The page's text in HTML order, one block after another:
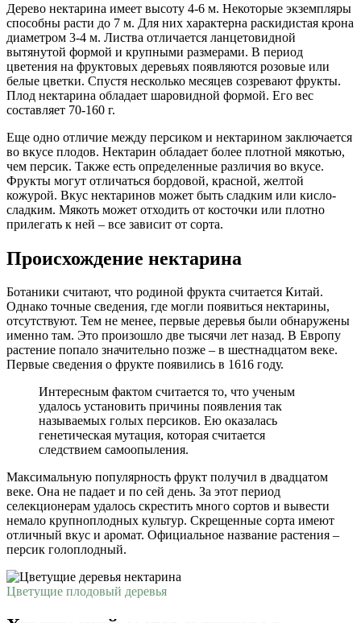
Дерево нектарина имеет высоту 4-6 м. Некоторые экземпляры
способны расти до 7 м. Для них характерна раскидистая крона
диаметром 3-4 м. Листва отличается ланцетовидной
вытянутой формой и крупными размерами. В период
цветения на фруктовых деревьях появляются розовые или
белые цветки. Спустя несколько месяцев созревают фрукты.
Плод нектарина обладает шаровидной формой. Его вес
составляет 70-160 г.
Еще одно отличие между персиком и нектарином заключается
во вкусе плодов. Нектарин обладает более плотной мякотью,
чем персик. Также есть определенные различия во вкусе.
Фрукты могут отличаться бордовой, красной, желтой
кожурой. Вкус нектаринов может быть сладким или кисло-
сладким. Мякоть может отходить от косточки или плотно
прилегать к ней – все зависит от сорта.
Происхождение нектарина
Ботаники считают, что родиной фрукта считается Китай.
Однако точные сведения, где могли появиться нектарины,
отсутствуют. Тем не менее, первые деревья были обнаружены
именно там. Это произошло две тысячи лет назад. В Европу
растение попало значительно позже – в шестнадцатом веке.
Первые сведения о фрукте появились в 1616 году.
Интересным фактом считается то, что ученым
удалось установить причины появления так
называемых голых персиков. Ею оказалась
генетическая мутация, которая считается
следствием самоопыления.
Максимальную популярность фрукт получил в двадцатом
веке. Она не падает и по сей день. За этот период
селекционерам удалось скрестить много сортов и вывести
немало крупноплодных культур. Скрещенные сорта имеют
отличный вкус и аромат. Официальное название растения –
персик голоплодный.
Цветущие плодовый деревья